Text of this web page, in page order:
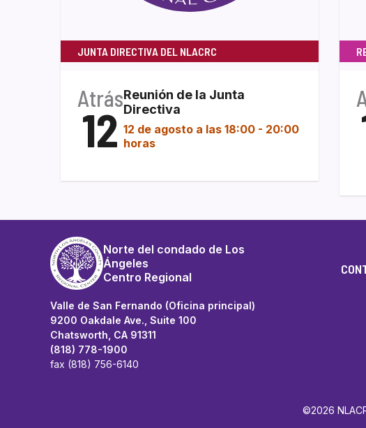
JUNTA DIRECTIVA DEL NLACRC
Atrás
12
Reunión de la Junta
Directiva
12 de agosto a las 18:00 - 20:00
horas
Norte del condado de Los
Ángeles
Centro Regional
Valle de San Fernando (Oficina principal)
9200 Oakdale Ave., Suite 100
Chatsworth, CA 91311
(818) 778-1900
fax (818) 756-6140
©2026